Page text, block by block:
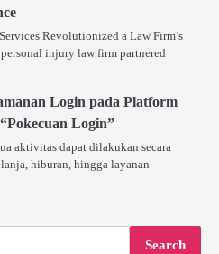
Revolutionized a Law Firm’s
injury law firm partnered
Login pada Platform
Login”
aktivitas dapat dilakukan secara
hiburan, hingga layanan
Search